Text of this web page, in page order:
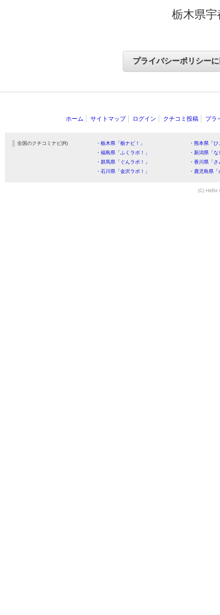
栃木県
ホーム サイトマップ ログイン クチコミ投稿 プラ
全国のクチコミナビ(R) ・栃木県「栃ナビ！」
・熊本県「
・福島県「ふくラボ！」
・新潟県「
・群馬県「ぐんラボ！」
・香川県「
・石川県「金沢ラボ！」
・鹿児島県
(C) HitBit